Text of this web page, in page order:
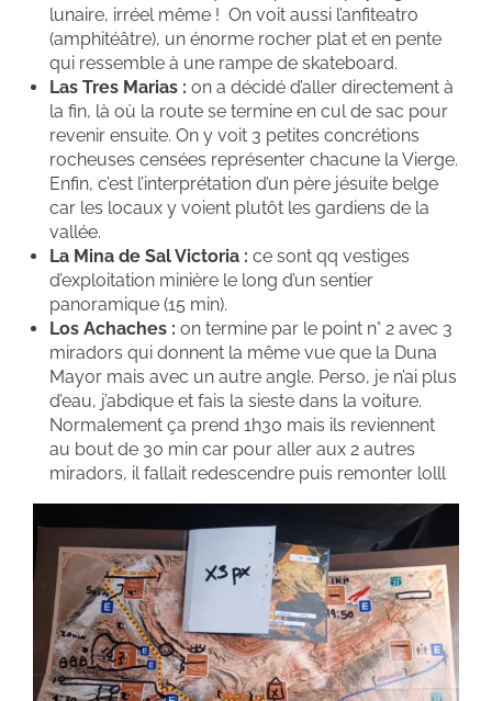
lunaire, irréel même ! On voit aussi l’anfiteatro
(amphitéâtre), un énorme rocher plat et en pente
qui ressemble à une rampe de skateboard.
Las Tres Marias : on a décidé d’aller directement à
la fin, là où la route se termine en cul de sac pour
revenir ensuite. On y voit 3 petites concrétions
rocheuses censées représenter chacune la Vierge.
Enfin, c’est l’interprétation d’un père jésuite belge
car les locaux y voient plutôt les gardiens de la
vallée.
La Mina de Sal Victoria : ce sont qq vestiges
d’exploitation minière le long d’un sentier
panoramique (15 min).
Los Achaches : on termine par le point n° 2 avec 3
miradors qui donnent la même vue que la Duna
Mayor mais avec un autre angle. Perso, je n’ai plus
d’eau, j’abdique et fais la sieste dans la voiture.
Normalement ça prend 1h30 mais ils reviennent
au bout de 30 min car pour aller aux 2 autres
miradors, il fallait redescendre puis remonter lolll